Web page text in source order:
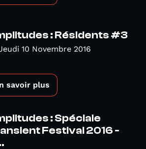
: Résidents #3
10 Novembre 2016
savoir plus
: Spéciale
Festival 2016 -